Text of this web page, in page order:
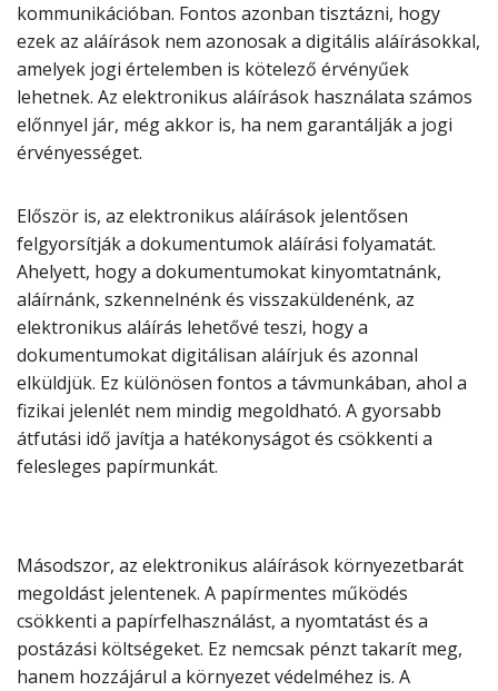
kommunikációban. Fontos azonban tisztázni, hogy
ezek az aláírások nem azonosak a digitális aláírásokkal,
amelyek jogi értelemben is kötelező érvényűek
lehetnek. Az elektronikus aláírások használata számos
előnnyel jár, még akkor is, ha nem garantálják a jogi
érvényességet.
Először is, az elektronikus aláírások jelentősen
felgyorsítják a dokumentumok aláírási folyamatát.
Ahelyett, hogy a dokumentumokat kinyomtatnánk,
aláírnánk, szkennelnénk és visszaküldenénk, az
elektronikus aláírás lehetővé teszi, hogy a
dokumentumokat digitálisan aláírjuk és azonnal
elküldjük. Ez különösen fontos a távmunkában, ahol a
fizikai jelenlét nem mindig megoldható. A gyorsabb
átfutási idő javítja a hatékonyságot és csökkenti a
felesleges papírmunkát.
Másodszor, az elektronikus aláírások környezetbarát
megoldást jelentenek. A papírmentes működés
csökkenti a papírfelhasználást, a nyomtatást és a
postázási költségeket. Ez nemcsak pénzt takarít meg,
hanem hozzájárul a környezet védelméhez is. A